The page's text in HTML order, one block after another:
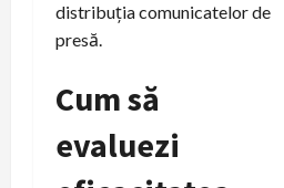
distribuția comunicatelor de
presă.
Cum să
evaluezi